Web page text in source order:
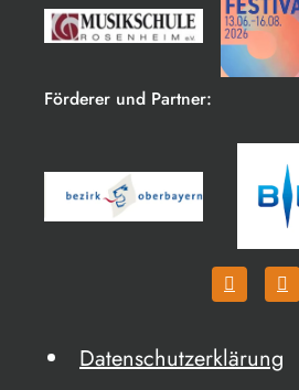
Förderer und Partner:
Datenschutzerklärung